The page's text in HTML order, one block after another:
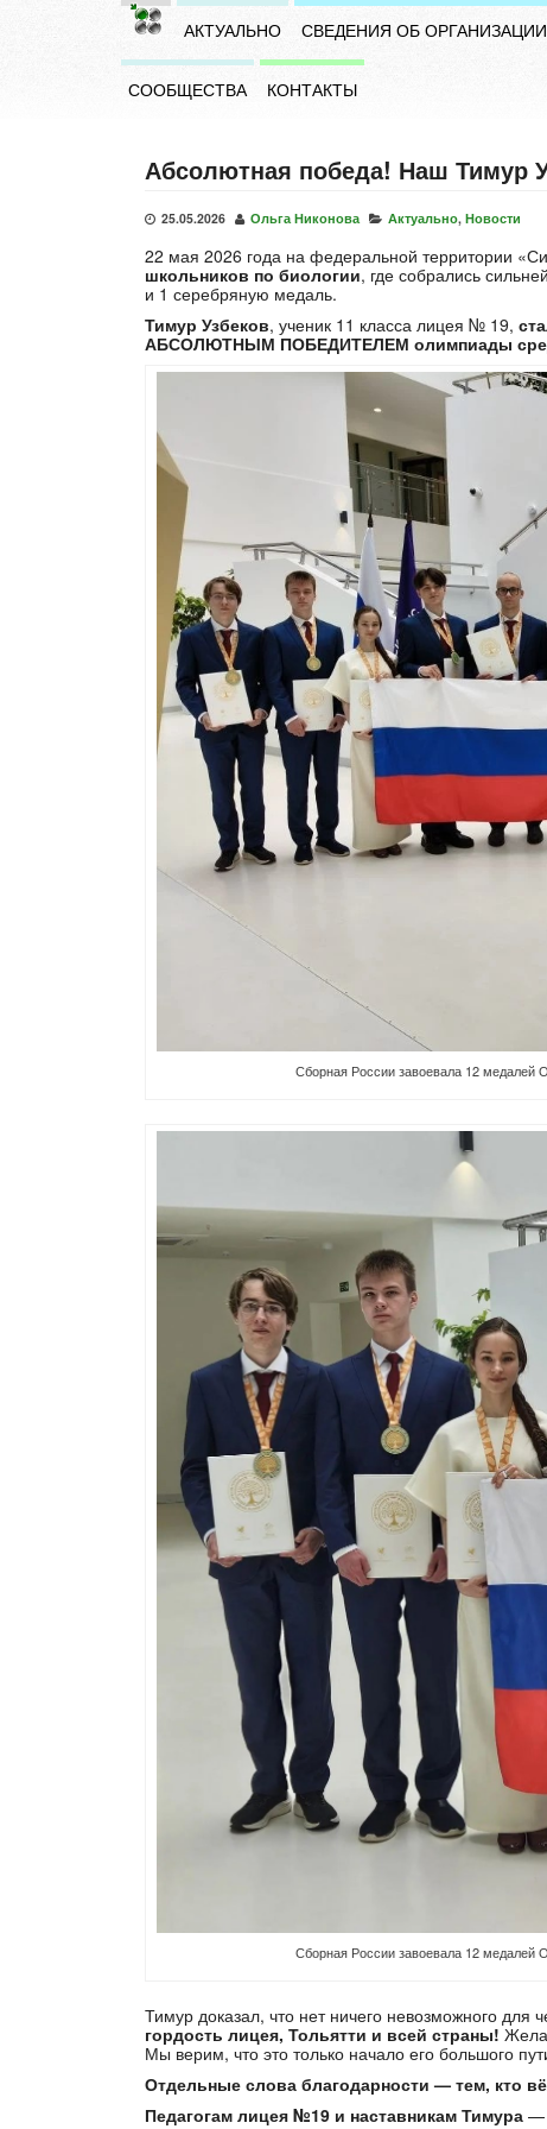
АКТУАЛЬНО СВЕДЕНИЯ ОБ ОРГАНИЗАЦИИ
СООБЩЕСТВА КОНТАКТЫ
Абсолютная победа! Наш Тимур
25.05.2026 Ольга Никонова Актуально, Новости
22 мая 2026 года на федеральной территории
школьников по биологии, где собрались
и 1 серебряную медаль.
Тимур Узбеков, ученик 11 класса лицея № 19,
АБСОЛЮТНЫМ ПОБЕДИТЕЛЕМ олимпиады
Сборная России завоевала 12 медалей
Сборная России завоевала 12 медалей
Тимур доказал, что нет ничего невозможного для
гордость лицея, Тольятти и всей страны!
Мы верим, что это только начало его большого
Отдельные слова благодарности — тем, кто
Педагогам лицея №19 и наставникам Тимура —